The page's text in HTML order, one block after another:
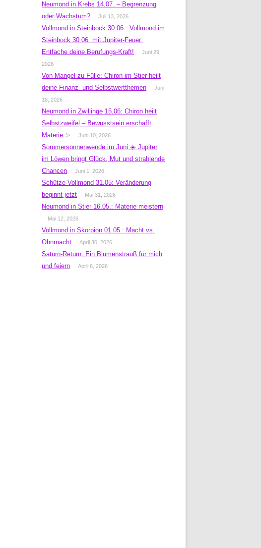
Neumond in Krebs 14.07. – Begrenzung
oder Wachstum?
Juli 13, 2026
Vollmond in Steinbock 30.06.: Vollmond im
Steinbock 30.06. mit Jupiter-Feuer:
Entfache deine Berufungs-Kraft!
Juni 29,
2026
Von Mangel zu Fülle: Chiron im Stier heilt
deine Finanz- und Selbstwertthemen
Juni
18, 2026
Neumond in Zwillinge 15.06: Chiron heilt
Selbstzweifel – Bewusstsein erschafft
Materie ✨
Juni 10, 2026
Sommersonnenwende im Juni ☀️ Jupiter
im Löwen bringt Glück, Mut und strahlende
Chancen
Juni 1, 2026
Schütze-Vollmond 31.05: Veränderung
beginnt jetzt
Mai 31, 2026
Neumond in Stier 16.05.: Materie meistern
Mai 12, 2026
Vollmond in Skorpion 01.05.: Macht vs.
Ohnmacht
April 30, 2026
Saturn-Return: Ein Blumenstrauß für mich
und feiern
April 6, 2026